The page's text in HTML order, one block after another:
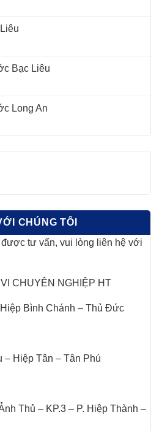
Bạc Liêu
Long An
CHÚNG TÔI
tư vấn, vui lòng liên hệ với
CHUYÊN NGHIỆP HT
Bình Chánh – Thủ Đức
– Hiệp Tân – Tân Phú
Thủ – KP.3 – P. Hiệp Thành –